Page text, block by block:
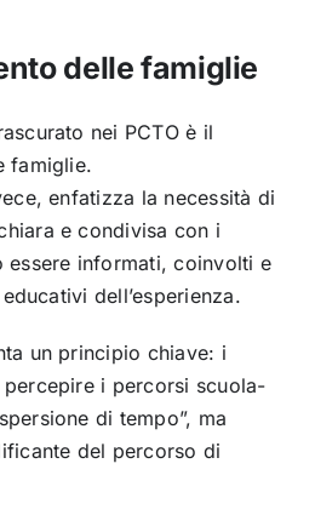
delle famiglie
nei PCTO è il
famiglie.
enfatizza la necessità di
e condivisa con i
essere informati, coinvolti e
dell’esperienza.
un principio chiave: i
i percorsi scuola-
di tempo”, ma
del percorso di